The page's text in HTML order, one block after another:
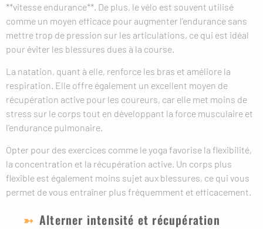
**vitesse endurance**. De plus, le vélo est souvent utilisé
comme un moyen efficace pour augmenter l’endurance sans
mettre trop de pression sur les articulations, ce qui est idéal
pour éviter les blessures dues à la course.
La natation, quant à elle, renforce les bras et améliore la
respiration. Elle offre également un excellent moyen de
récupération active pour les coureurs, car elle met moins de
stress sur le corps tout en développant la force musculaire et
l’endurance pulmonaire.
Opter pour des exercices comme le yoga favorise la flexibilité,
la concentration et la récupération active. Un corps plus
flexible est également moins sujet aux blessures, ce qui vous
permet de vous entraîner plus fréquemment et efficacement.
Alterner intensité et récupération